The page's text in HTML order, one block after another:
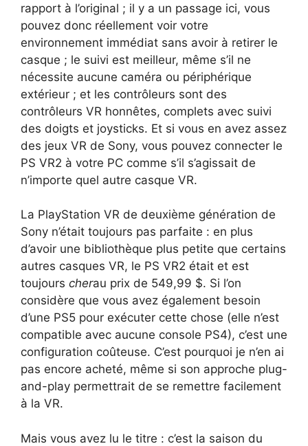
rapport à l’original ; il y a un passage ici, vous
pouvez donc réellement voir votre
environnement immédiat sans avoir à retirer le
casque ; le suivi est meilleur, même s’il ne
nécessite aucune caméra ou périphérique
extérieur ; et les contrôleurs sont des
contrôleurs VR honnêtes, complets avec suivi
des doigts et joysticks. Et si vous en avez assez
des jeux VR de Sony, vous pouvez connecter le
PS VR2 à votre PC comme s’il s’agissait de
n’importe quel autre casque VR.
La PlayStation VR de deuxième génération de
Sony n’était toujours pas parfaite : en plus
d’avoir une bibliothèque plus petite que certains
autres casques VR, le PS VR2 était et est
toujours cherau prix de 549,99 $. Si l’on
considère que vous avez également besoin
d’une PS5 pour exécuter cette chose (elle n’est
compatible avec aucune console PS4), c’est une
configuration coûteuse. C’est pourquoi je n’en ai
pas encore acheté, même si son approche plug-
and-play permettrait de se remettre facilement
à la VR.
Mais vous avez lu le titre : c’est la saison du